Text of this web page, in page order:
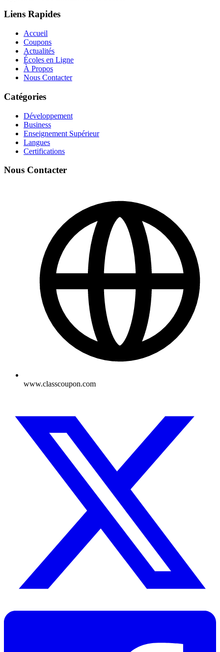
Liens Rapides
Accueil
Coupons
Actualités
Écoles en Ligne
À Propos
Nous Contacter
Catégories
Développement
Business
Enseignement Supérieur
Langues
Certifications
Nous Contacter
www.classcoupon.com